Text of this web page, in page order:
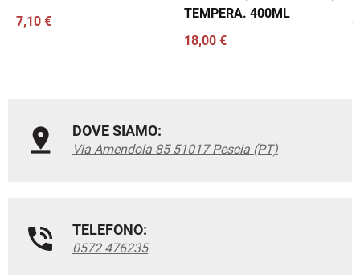
7,10 €
TEMPERA. 400ML
18,00 €
DOVE SIAMO:
Via Amendola 85 51017 Pescia (PT)
TELEFONO:
0572 476235